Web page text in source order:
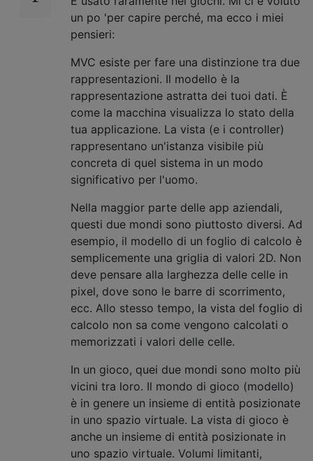
un po 'per capire perché, ma ecco i miei
pensieri:
MVC esiste per fare una distinzione tra due
rappresentazioni. Il modello è la
rappresentazione astratta dei tuoi dati. È
come la macchina visualizza lo stato della
tua applicazione. La vista (e i controller)
rappresentano un'istanza visibile più
concreta di quel sistema in un modo
significativo per l'uomo.
Nella maggior parte delle app aziendali,
questi due mondi sono piuttosto diversi. Ad
esempio, il modello di un foglio di calcolo è
semplicemente una griglia di valori 2D. Non
deve pensare alla larghezza delle celle in
pixel, dove sono le barre di scorrimento,
ecc. Allo stesso tempo, la vista del foglio di
calcolo non sa come vengono calcolati o
memorizzati i valori delle celle.
In un gioco, quei due mondi sono molto più
vicini tra loro. Il mondo di gioco (modello)
è in genere un insieme di entità posizionate
in uno spazio virtuale. La vista di gioco è
anche un insieme di entità posizionate in
uno spazio virtuale. Volumi limitanti,